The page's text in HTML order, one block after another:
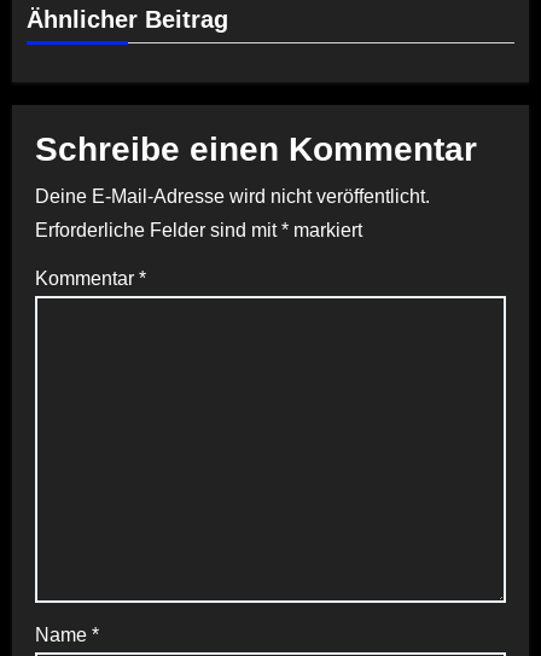
Ähnlicher Beitrag
Schreibe einen Kommentar
Deine E-Mail-Adresse wird nicht veröffentlicht.
Erforderliche Felder sind mit*markiert
Kommentar *
Name *